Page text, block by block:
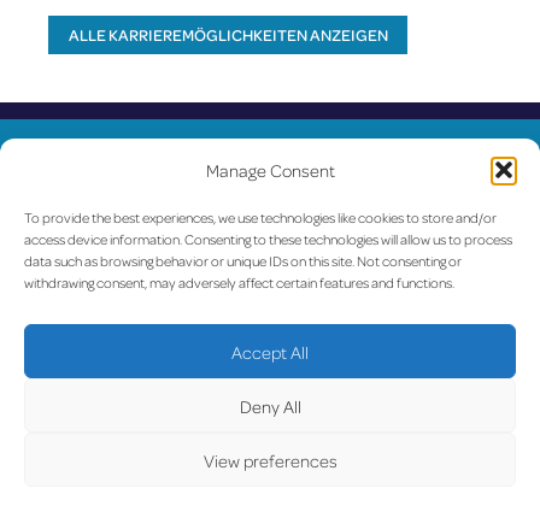
Manage Consent
To provide the best experiences, we use technologies like cookies to store and/or
access device information. Consenting to these technologies will allow us to process
data such as browsing behavior or unique IDs on this site. Not consenting or
withdrawing consent, may adversely affect certain features and functions.
Accept All
Deny All
View preferences
ALLE KARRIEREMÖGLICHKEITEN ANZEIGEN